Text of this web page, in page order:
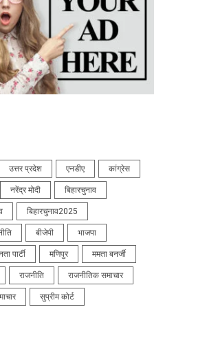
उत्तर प्रदेश एनडीए कांग्रेस
नरेंद्र मोदी बिहारचुनाव
बिहारचुनाव2025
बीजेपी भाजपा
पार्टी मणिपुर ममता बनर्जी
राजनीति राजनीतिक समाचार
सुप्रीम कोर्ट